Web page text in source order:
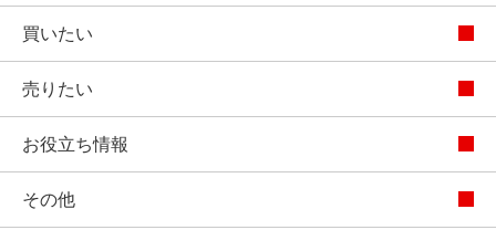
買いたい
売りたい
お役立ち情報
その他